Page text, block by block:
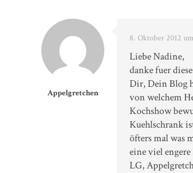
Appelgretchen
8. Oktober 2012
Liebe Nadine,
danke fuer
Dir, Dein Blog
von welchem
Kochshow
Kuehlschrank
öfters mal was
eine viel
LG,